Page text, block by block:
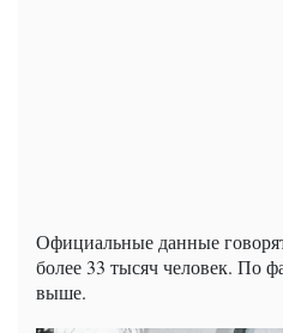
Официальные данные
более 33 тысяч человек. По
выше.